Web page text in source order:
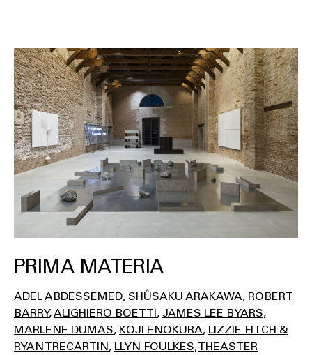
PRIMA MATERIA
ADEL ABDESSEMED SHÛSAKU ARAKAWA ROBERT
BARRY ALIGHIERO BOETTI JAMES LEE BYARS
MARLENE DUMAS KOJI ENOKURA LIZZIE FITCH &
RYAN TRECARTIN LLYN FOULKES THEASTER